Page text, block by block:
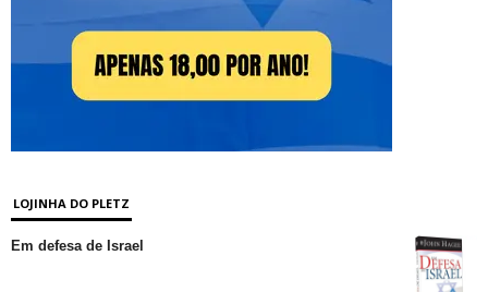
LOJINHA DO PLETZ
Em defesa de Israel